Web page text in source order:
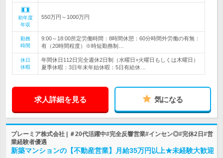
初年度
年収
550万円～1000万円
勤務
時間
9:00～18:00所定労働時間：8時間休憩：60分時間外労働の有無：
有（20時間程度）※時短勤務制…
休日
休暇
年間休日112日完全週休2日制（水曜日+火曜日もしくは木曜日）
夏季休暇：3日年末年始休暇：5日有給休…
求人詳細を見る 気になる
プレーミア株式会社 | ＃20代活躍中#完全反響営業#インセン◎#完休2日#営
業経験者優遇
新築マンションの【不動産営業】月給35万円以上★未経験大歓迎